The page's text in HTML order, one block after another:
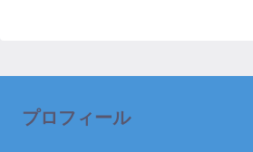
プロフィール